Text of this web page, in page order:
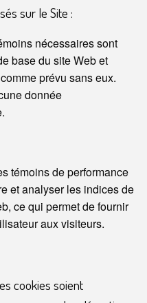
sur le Site :
nécessaires sont
base du site Web et
prévu sans eux.
donnée
témoins de performance
et analyser les indices de
ce qui permet de fournir
aux visiteurs.
cookies soient